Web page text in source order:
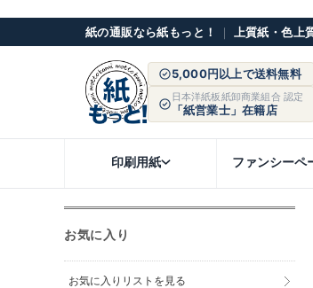
紙の通販なら紙もっと！ ｜ 上質紙・色
5,000円以上で送料無料
日本洋紙板紙卸商業組合 認定
「紙営業士」在籍店
印刷用紙 ファンシーペ
お気に入り
お気に入りリストを見る